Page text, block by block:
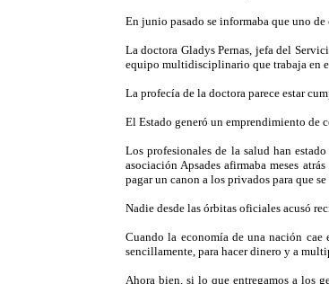
En junio pasado se informaba que uno
La doctora Gladys Pernas, jefa del
equipo multidisciplinario que trabaja en
La profecía de la doctora parece estar
El Estado generó un emprendimiento de
Los profesionales de la salud han
asociación Apsades afirmaba meses
pagar un canon a los privados para que
Nadie desde las órbitas oficiales acusó
Cuando la economía de una nación cae
sencillamente, para hacer dinero y a
Ahora bien, si lo que entregamos a los